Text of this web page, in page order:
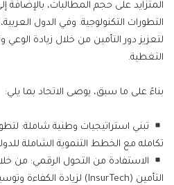
المتزايد على حجم المطالبات، بالإضافة
التطورات التكنولوجية. وفي الدول
لتعزيز دور التأمين من خلال زيادة
التغطية.
بناءً على ما سبق، يوصى الاتحاد بما يلي:
تبني استراتيجيات وطنية شاملة:
تكامله مع الخطط التنموية الشاملة
الاستفادة من التحول الرقمي: من
التأمين (InsurTech) لزيادة الكفاءة